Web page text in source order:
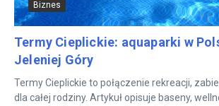
Biznes
Termy Cieplickie: aquaparki w
Jeleniej Góry
Termy Cieplickie to połączenie rekreacji,
dla całej rodziny. Artykuł opisuje baseny,